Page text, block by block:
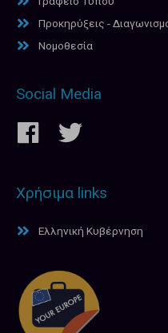
Προκηρύξεις -
Νομοθεσία
Social Media
Χρήσιμα links
Ελληνική Κυβέρνηση